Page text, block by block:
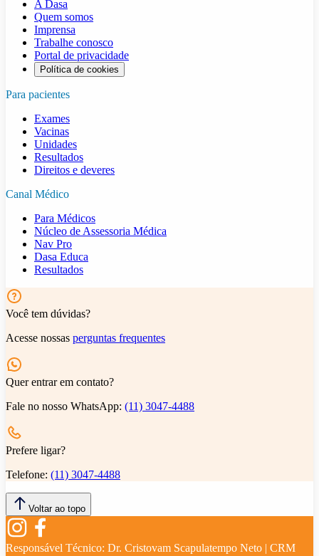
A Dasa
Quem somos
Imprensa
Trabalhe conosco
Portal de privacidade
Política de cookies
Para pacientes
Exames
Vacinas
Unidades
Resultados
Direitos e deveres
Canal Médico
Para Médicos
Núcleo de Assessoria Médica
Nav Pro
Dasa Educa
Resultados
Você tem dúvidas?
Acesse nossas perguntas frequentes
Quer entrar em contato?
Fale no nosso WhatsApp: (11) 3047-4488
Prefere ligar?
Telefone: (11) 3047-4488
Voltar ao topo
Responsável Técnico: Dr. Cristovam Scapulatempo Neto | CRM